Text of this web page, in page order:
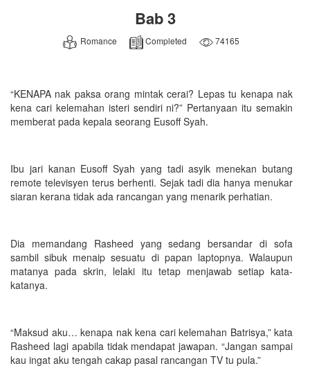
Bab 3
Romance Completed 74165
“KENAPA nak paksa orang mintak cerai? Lepas tu kenapa nak
kena cari kelemahan isteri sendiri ni?” Pertanyaan itu semakin
memberat pada kepala seorang Eusoff Syah.
Ibu jari kanan Eusoff Syah yang tadi asyik menekan butang
remote televisyen terus berhenti. Sejak tadi dia hanya menukar
siaran kerana tidak ada rancangan yang menarik perhatian.
Dia memandang Rasheed yang sedang bersandar di sofa
sambil sibuk menaip sesuatu di papan laptopnya. Walaupun
matanya pada skrin, lelaki itu tetap menjawab setiap kata-
katanya.
“Maksud aku… kenapa nak kena cari kelemahan Batrisya,” kata
Rasheed lagi apabila tidak mendapat jawapan. “Jangan sampai
kau ingat aku tengah cakap pasal rancangan TV tu pula.”